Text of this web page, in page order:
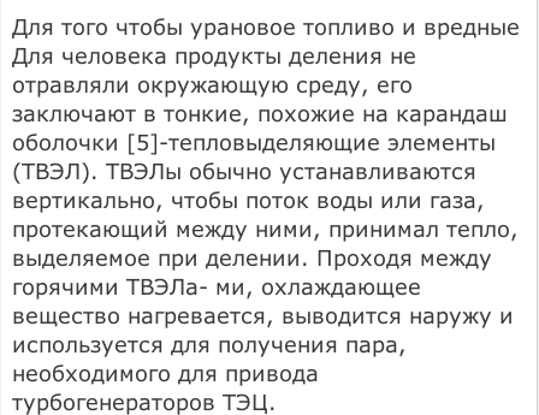
Для того чтобы урановое топливо и вредные
Для человека продукты деления не
отравляли окружающую среду, его
заключают в тонкие, похожие на карандаш
оболочки [5]-тепловыделяющие элементы
(ТВЭЛ). ТВЭЛы обычно устанавливаются
вертикально, чтобы поток воды или газа,
протекающий между ними, принимал тепло,
выделяемое при делении. Проходя между
горячими ТВЭЛа- ми, охлаждающее
вещество нагревается, выводится наружу и
используется для получения пара,
необходимого для привода
турбогенераторов ТЭЦ.